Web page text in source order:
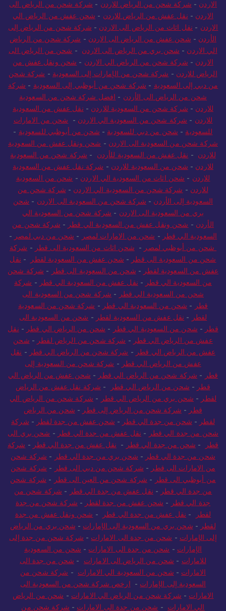
الاردن-نقل عفش من الرياض للاردن-شحن عفش من الرياض الي
الاردن- نقل اثاث من الرياض الى الاردن-شركة شحن من الرياض إلى
الأردن -شحن عفش من الرياض الى الاردن-شركة شحن من الرياض
الي الاردن-شحن بري من الرياض الى الاردن -شحن من الرياض الى
الاردن-شركة شحن من الرياض الي الاردن-شحن ونقل عفش من
الرياض للاردن-شركة شحن من الإمارات إلى السعودية-شركة شحن
من دبي إلى السعودية-شركة شحن من أبوظبي إلى السعودية-شركة
شحن من الرياض الى الأردن-افضل شركة شحن من السعودية
للاردن-شركة شحن من السعودية للاردن-نقل عفش من السعودية
للاردن -شركة شحن من السعودية الي الاردن-شحن من الامارات
للسعودية-شحن من دبي للسعودية-شحن من أبوظبي للسعودية-
شركة شحن من السعودية الى الاردن- شحن ونقل عفش من السعودية
للاردن-نقل عفش من السعودية للأردن-شركة شحن من السعودية
للاردن -شحن من السعودية للاردن-شركة نقل عفش من السعودية
للاردن-شحن اثاث من السعودية الي الاردن-شحن من السعودية
للاردن -شركة شحن من السعودية الي الاردن -شركة شحن من
السعودية إلى الأردن-شركة شحن من السعودية الى الاردن-شحن
بري من السعودية الى الاردن-شركة شحن من السعودية الي
الأردن-شحن ونقل عفش من السعودية الي قطر-شركة شحن من
السعودية الي قطر-شحن من الامارات لمصر-شحن من دبي لمصر-
شحن من أبوظبي لمصر-شحن اثاث من السعودية الى قطر-شركة
شحن من السعودية الى قطر-شحن عفش من السعودية لقطر-نقل
عفش من السعودية لقطر-شحن من السعودية الى قطر-شركة شحن
من السعودية الي قطر- نقل عفش من السعودية الي قطر-شركة
شحن من السعودية الي قطر-شركة شحن من السعودية الى
قطر-شحن من السعودية الي قطر-شركة شحن من السعودية
لقطر-نقل عفش من السعودية لقطر -شحن من السعودية الى
قطر-شحن من السعودية الي قطر-شحن من الرياض الي قطر-نقل
عفش من الرياض الي قطر-شركة شحن من الرياض لقطر-شحن
عفش من الرياض الي قطر- شركة شحن من الرياض الي قطر-نقل
عفش من الرياض الي قطر-شركة شحن من السعودية إلى
-شركة شحن من الرياض الي قطر-شحن عفش من الرياض الي
قطر-شحن من الرياض الي قطر-شركة نقل عفش من الرياض
لقطر-شحن بري من الرياض الي قطر-شركة شحن من الرياض الي
قطر-شركة شحن من الرياض إلى قطر-شحن من الرياض
لقطر-شحن من جدة الي قطر-شحن عفش من جدة لقطر-شركة
شحن من جدة الي قطر-نقل عفش من جدة الي قطر-شحن بري الى
قطر-شحن من جدة الي قطر-نقل عفش من جدة الي قطر-شركة
شحن من جدة الي قطر-شحن بري من جدة الي قطر-شركة شحن
من الامارات الى قطر- شركة شحن من دبي الى قطر-شركة شحن
من أبوظبي الى قطر-شركة شحن من العين الى قطر -شركة شحن
من جدة الي قطر- نقل عفش من جدة الي قطر-شركة شحن من
جدة الي قطر-شحن عفش من جدة لقطر-شركة شحن من جدة
لقطر-نقل عفش من جدة الي قطر-شحن ونقل عفش من جدة
لقطر- شحن بري من السعودية إلى الإمارات-شحن بري من الرياض
إلى الإمارات-شحن من جدة الى الامارات-شركة شحن من جدة إلى
الإمارات-شحن من جدة الى الامارات -شحن من السعودية
للامارات-شحن من الرياض الى الامارات -شحن من جدة الى
الامارات-شحن من السعودية الي الامارات-شركة شحن من
السعودية إلى الإمارات-ارخص شركة شحن من السعودية الى
الامارات-شركة شحن من الرياض الي الامارات-شحن من الرياض
الي الامارات-شحن من جدة الى الامارات- شركة شحن من
السعودية الى الامارات-شحن من جدة الى الامارات-شحن من جدة